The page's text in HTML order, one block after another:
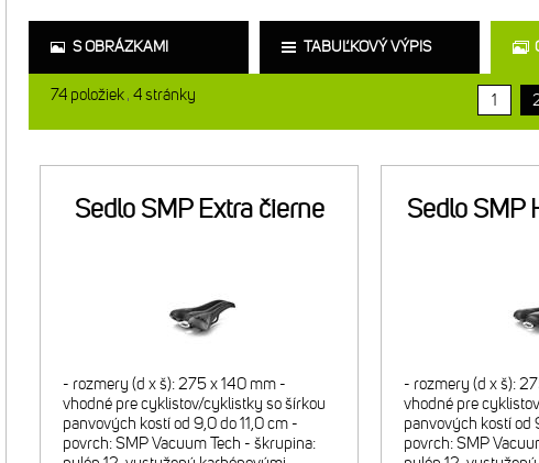
S OBRÁZKAMI TABUĽKOVÝ VÝPIS
74 položiek 4stránky 1
Sedlo SMP Extra čierne
- rozmery (d x š): 275 x 140 mm -
vhodné pre cyklistov/cyklistky so šírkou
panvových kostí od 9,0 do 11,0 cm -
povrch: SMP Vacuum Tech - škrupina:
Sedlo SMP
- rozmery (d x š):
vhodné pre
panvových kostí od
povrch: SMP